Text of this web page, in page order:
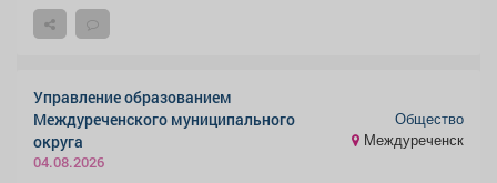
Управление образованием
Междуреченского муниципального
округа
04.08.2026
Общество
Междуреченск